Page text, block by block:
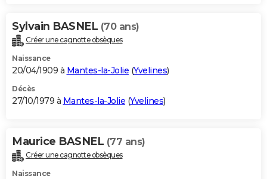
Sylvain BASNEL (70 ans)
Créer une cagnotte obsèques
Naissance
20/04/1909 à Mantes-la-Jolie (Yvelines)
Décès
27/10/1979 à Mantes-la-Jolie (Yvelines)
Maurice BASNEL (77 ans)
Créer une cagnotte obsèques
Naissance